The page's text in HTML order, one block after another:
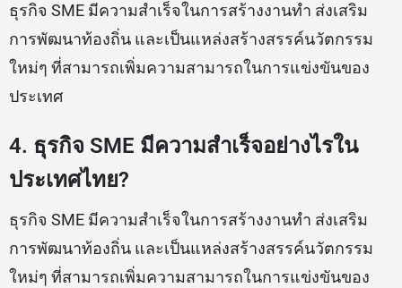
ธุรกิจ SME มีความสำเร็จในการสร้างงานทำ ส่งเสริม
การพัฒนาท้องถิ่น และเป็นแหล่งสร้างสรรค์นวัตกรรม
ใหม่ๆ ที่สามารถเพิ่มความสามารถในการแข่งขันของ
ประเทศ
4. ธุรกิจ SME มีความสำเร็จอย่างไรใน
ประเทศไทย?
ธุรกิจ SME มีความสำเร็จในการสร้างงานทำ ส่งเสริม
การพัฒนาท้องถิ่น และเป็นแหล่งสร้างสรรค์นวัตกรรม
ใหม่ๆ ที่สามารถเพิ่มความสามารถในการแข่งขันของ